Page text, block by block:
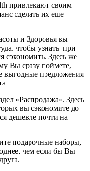
привлекают своим
сделать их еще
и Здоровья вы
чтобы узнать, при
сэкономить. Здесь же
Вы сразу поймете,
выгодные предложения
«Распродажа». Здесь
вы сэкономите до
дешевле почти на
подарочные наборы,
чем если бы Вы